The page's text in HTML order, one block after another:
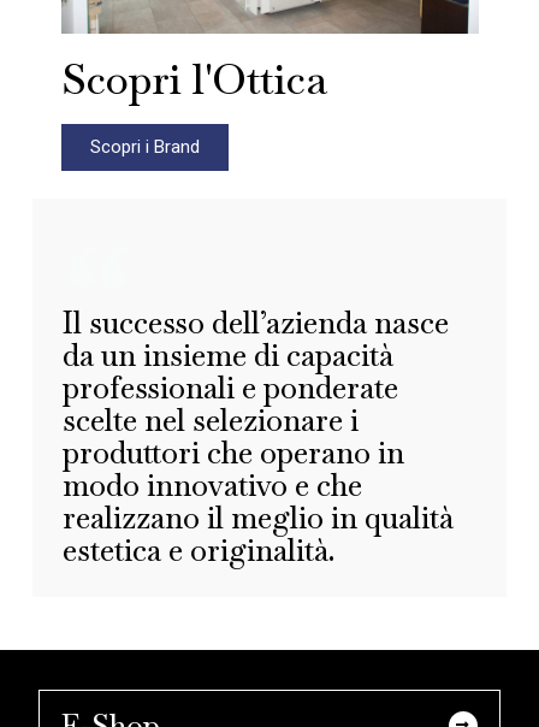
Scopri l'Ottica
Scopri i Brand
Il successo dell’azienda nasce
da un insieme di capacità
professionali e ponderate
scelte nel selezionare i
produttori che operano in
modo innovativo e che
realizzano il meglio in qualità
estetica e originalità.